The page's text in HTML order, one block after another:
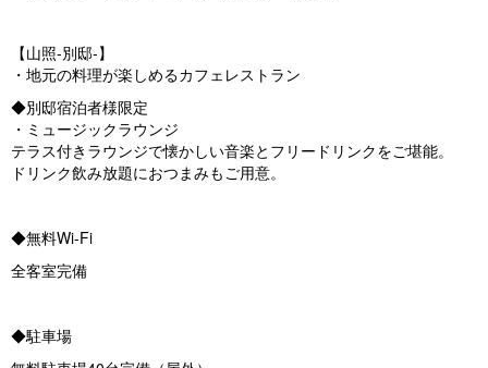
【山照-別邸-】
・地元の料理が楽しめるカフェレストラン
◆別邸宿泊者様限定
・ミュージックラウンジ
テラス付きラウンジで懐かしい音楽とフリードリンクをご堪能。
ドリンク飲み放題におつまみもご用意。
◆無料Wi-Fi
全客室完備
◆駐車場